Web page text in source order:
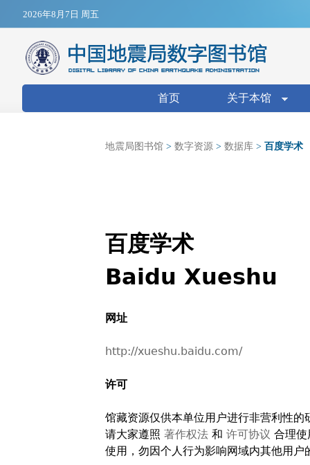
2026年8月7日 周五
搜索表单
首页 关于本馆
地震局图书馆 > 数字资源 > 数据库 > 百度学术
百度学术
Baidu Xueshu
网址
http://xueshu.baidu.com/
许可
馆藏资源仅供本单位用户进行非营利性的
请大家遵照 著作权法 和 许可协议 合理使
使用，勿因个人行为影响网域内其他用户